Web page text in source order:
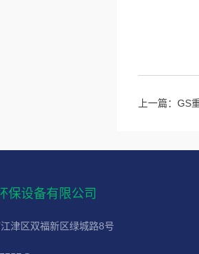
上一篇： GS
保设备有限公司
津区双福新区绿城路8号